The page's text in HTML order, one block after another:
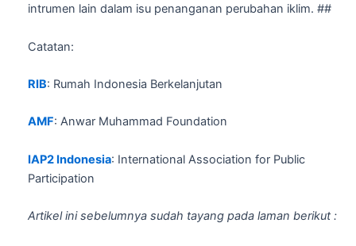
intrumen lain dalam isu penanganan perubahan iklim. ##
Catatan:
RIB: Rumah Indonesia Berkelanjutan
AMF: Anwar Muhammad Foundation
IAP2 Indonesia: International Association for Public
Participation
Artikel ini sebelumnya sudah tayang pada laman berikut :